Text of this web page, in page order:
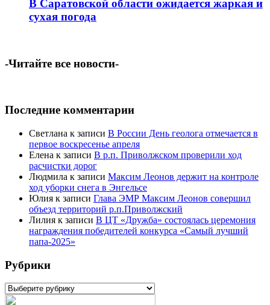
В Саратовской области ожидается жаркая и
сухая погода
-Читайте все новости-
Последние комментарии
Светлана к записи В России День геолога отмечается в
первое воскресенье апреля
Елена к записи В р.п. Приволжском проверили ход
расчистки дорог
Людмила к записи Максим Леонов держит на контроле
ход уборки снега в Энгельсе
Юлия к записи Глава ЭМР Максим Леонов совершил
объезд территорий р.п.Приволжский
Лилия к записи В ЦТ «Дружба» состоялась церемония
награждения победителей конкурса «Самый лучший
папа-2025»
Рубрики
Рубрики